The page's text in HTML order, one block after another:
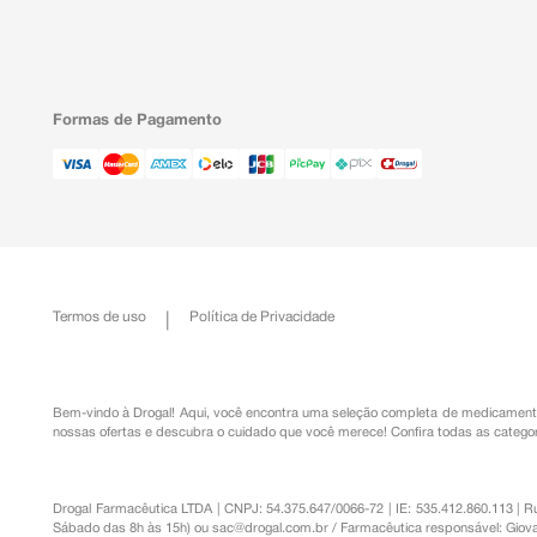
Formas de Pagamento
Termos de uso Política de Privacidade
Bem-vindo à Drogal! Aqui, você encontra uma seleção completa de
nossas ofertas e descubra o cuidado que você merece! Confira todas as
Drogal Farmacêutica LTDA | CNPJ: 54.375.647/0066-72 | IE: 535.412.860.113
Sábado das 8h às 15h) ousac@drogal.com.br / Farmacêutica responsável: